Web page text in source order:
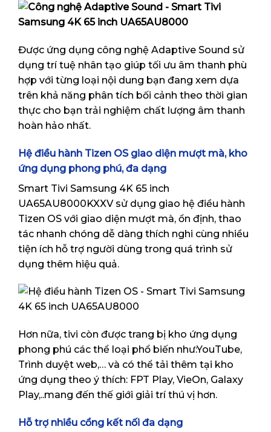
Được ứng dụng công nghệ Adaptive Sound sử
dụng trí tuệ nhân tạo giúp tối ưu âm thanh phù
hợp với từng loại nội dung bạn đang xem dựa
trên khả năng phân tích bối cảnh theo thời gian
thực cho bạn trải nghiệm chất lượng âm thanh
hoàn hảo nhất.
Hệ điều hành Tizen OS giao diện mượt mà, kho
ứng dụng phong phú, đa dạng
Smart Tivi Samsung 4K 65 inch
UA65AU8000KXXV sử dụng giao hệ điều hành
Tizen OS với giao diện mượt mà, ổn định, thao
tác nhanh chóng dễ dàng thích nghi cùng nhiều
tiện ích hỗ trợ người dùng trong quá trình sử
dụng thêm hiệu quả.
Hơn nữa, tivi còn được trang bị kho ứng dụng
phong phú các thể loại phổ biến như:YouTube,
Trình duyệt web,… và có thể tải thêm tại kho
ứng dụng theo ý thích: FPT Play, VieOn, Galaxy
Play,..mang đến thế giới giải trí thú vị hơn.
Hỗ trợ nhiều cổng kết nối đa dạng